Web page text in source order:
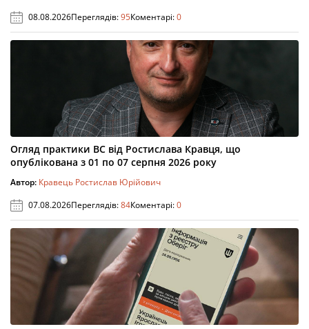
08.08.2026Переглядів:95Коментарі:0
Огляд практики ВС від Ростислава Кравця, що
опублікована з 01 по 07 серпня 2026 року
Автор: Кравець Ростислав Юрійович
07.08.2026Переглядів:84Коментарі:0